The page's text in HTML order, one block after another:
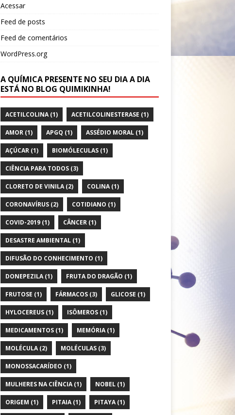
Acessar
Feed de posts
Feed de comentários
WordPress.org
A QUÍMICA PRESENTE NO SEU DIA A DIA
ESTÁ NO BLOG QUIMIKINHA!
ACETILCOLINA(1) ACETILCOLINESTERASE (1)
AMOR(1) APGQ (1) ASSÉDIO MORAL(1)
AÇÚCAR(1) BIOMÓLECULAS(1)
CIÊNCIA PARA TODOS(3)
CLORETO DE VINILA(2) COLINA(1)
CORONAVÍRUS(2) COTIDIANO (1)
COVID-2019(1) CÂNCER(1)
DESASTRE AMBIENTAL(1)
DIFUSÃO DO CONHECIMENTO (1)
DONEPEZILA(1) FRUTA DO DRAGÃO (1)
FRUTOSE (1) FÁRMACOS(3) GLICOSE (1)
HYLOCEREUS(1) ISÔMEROS(1)
MEDICAMENTOS(1) MEMÓRIA(1)
MOLÉCULA(2) MOLÉCULAS(3)
MONOSSACARÍDEO (1)
MULHERES NA CIÊNCIA(1) NOBEL(1)
ORIGEM (1) PITAIA(1) PITAYA(1)